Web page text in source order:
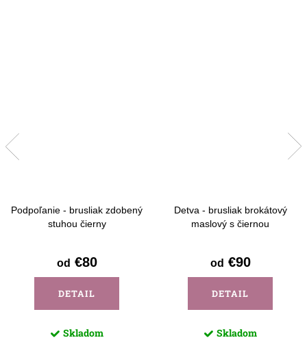
Podpoľanie - brusliak zdobený
stuhou čierny
od €80
DETAIL
Skladom
Detva - brusliak brokátový
maslový s čiernou
od €90
DETAIL
Skladom